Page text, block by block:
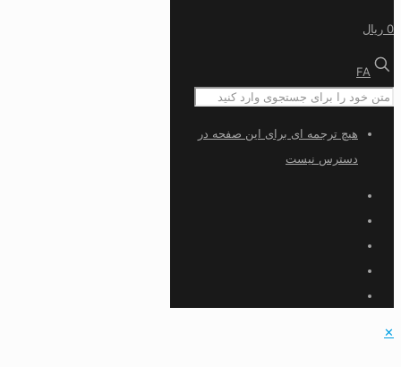
0 ریال
FA
هیچ ترجمه ای برای این صفحه در
دسترس نیست
✕